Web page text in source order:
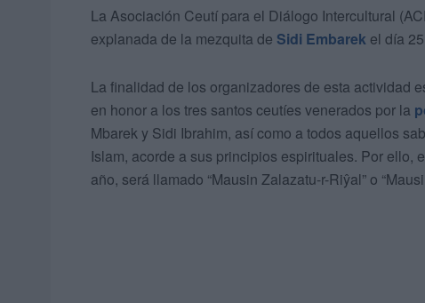
La Asociación Ceutí para el Diálogo Intercultural
explanada de la mezquita de Sidi Embarek el día
La finalidad de los organizadores de esta actividad
en honor a los tres santos ceutíes venerados por la
Mbarek y Sidi Ibrahim, así como a todos aquellos
Islam, acorde a sus principios espirituales. Por ello,
año, será llamado “Mausin Zalazatu-r-Riŷal” o